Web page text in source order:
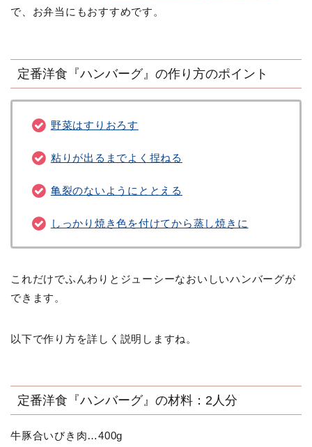
で、お弁当にもおすすめです。
定番洋食『ハンバーグ』の作り方のポイント
野菜はすりおろす
粘りが出るまでよく捏ねる
亀裂のないようにととえる
しっかり焼き色を付けてから蒸し焼きに
これだけでふんわりとジューシーなおいしいハンバーグが
できます。
以下で作り方を詳しく説明しますね。
定番洋食『ハンバーグ』の材料：2人分
牛豚合いびき肉…400g